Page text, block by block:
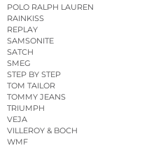
POLO RALPH LAUREN
RAINKISS
REPLAY
SAMSONITE
SATCH
SMEG
STEP BY STEP
TOM TAILOR
TOMMY JEANS
TRIUMPH
VEJA
VILLEROY & BOCH
WMF